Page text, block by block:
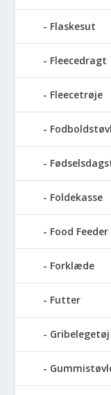
Flaskesut
Fleecedragt
Fleecetrøje
Foldekasse
Food Feeder
Forklæde
Futter
Gribelegetøj